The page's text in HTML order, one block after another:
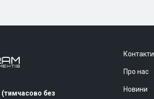
(тимчасово без
Контакти
Про нас
Новини